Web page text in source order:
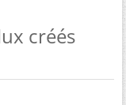
créés